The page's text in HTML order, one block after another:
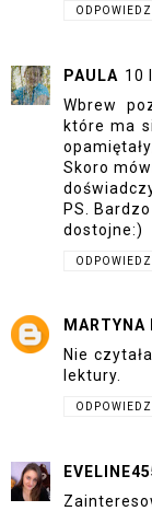
ODPOWIEDZ
PAULA 10
Wbrew
które ma
Skoro
PS.
dostojne:)
ODPOWIEDZ
MARTYNA
Nie
lektury.
ODPOWIEDZ